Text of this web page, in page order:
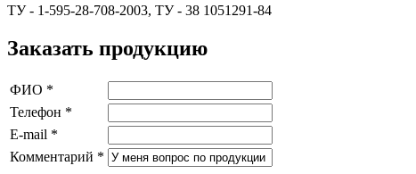
ТУ - 1-595-28-708-2003, ТУ - 38 1051291-84
Заказать продукцию
ФИО *
Телефон *
E-mail *
Комментарий *